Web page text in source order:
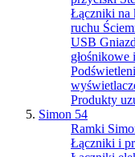
Łączniki na
ruchu
USB
głośnikowe
Produkty
Simon 54
Ramki
Łączniki i